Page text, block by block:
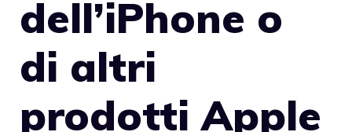
dell’iPhone o
di altri
prodotti Apple